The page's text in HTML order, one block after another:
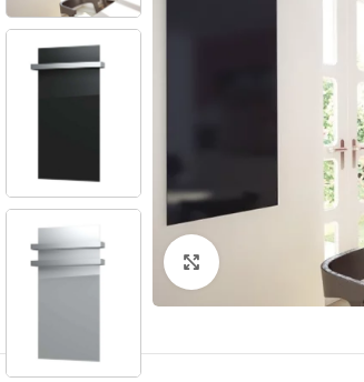
Klik om te vergroten